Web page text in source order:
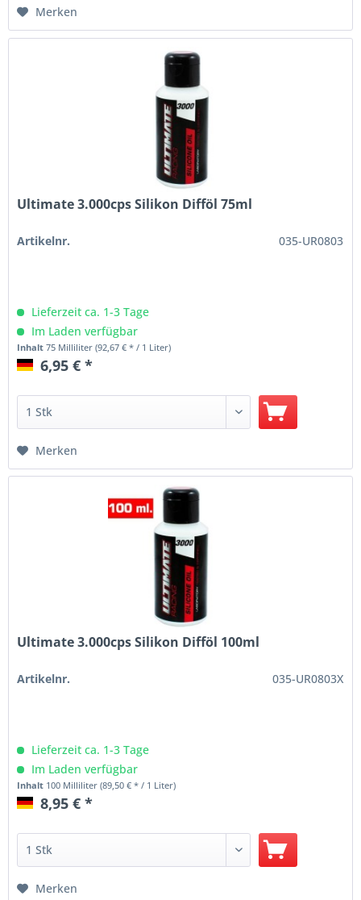
Merken
Ultimate 3.000cps Silikon Difföl 75ml
Artikelnr. 035-UR0803
Lieferzeit ca. 1-3 Tage
Im Laden verfügbar
Inhalt75 Milliliter(92,67 € * / 1 Liter)
6,95 € *
Merken
Ultimate 3.000cps Silikon Difföl 100ml
Artikelnr. 035-UR0803X
Lieferzeit ca. 1-3 Tage
Im Laden verfügbar
Inhalt 100 Milliliter(89,50 € * / 1 Liter)
8,95 € *
Merken